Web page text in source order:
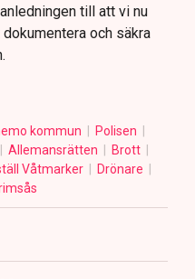
till att vi nu
och säkra
kommun
Polisen
Allemansrätten
Brott
Våtmarker
Drönare